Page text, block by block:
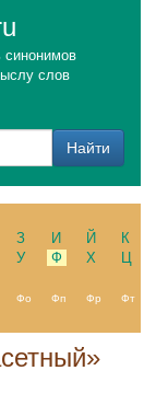
синонимов
слов
З И Й
К
У Ф Х
Ц
Фо Фп Фр
Фт